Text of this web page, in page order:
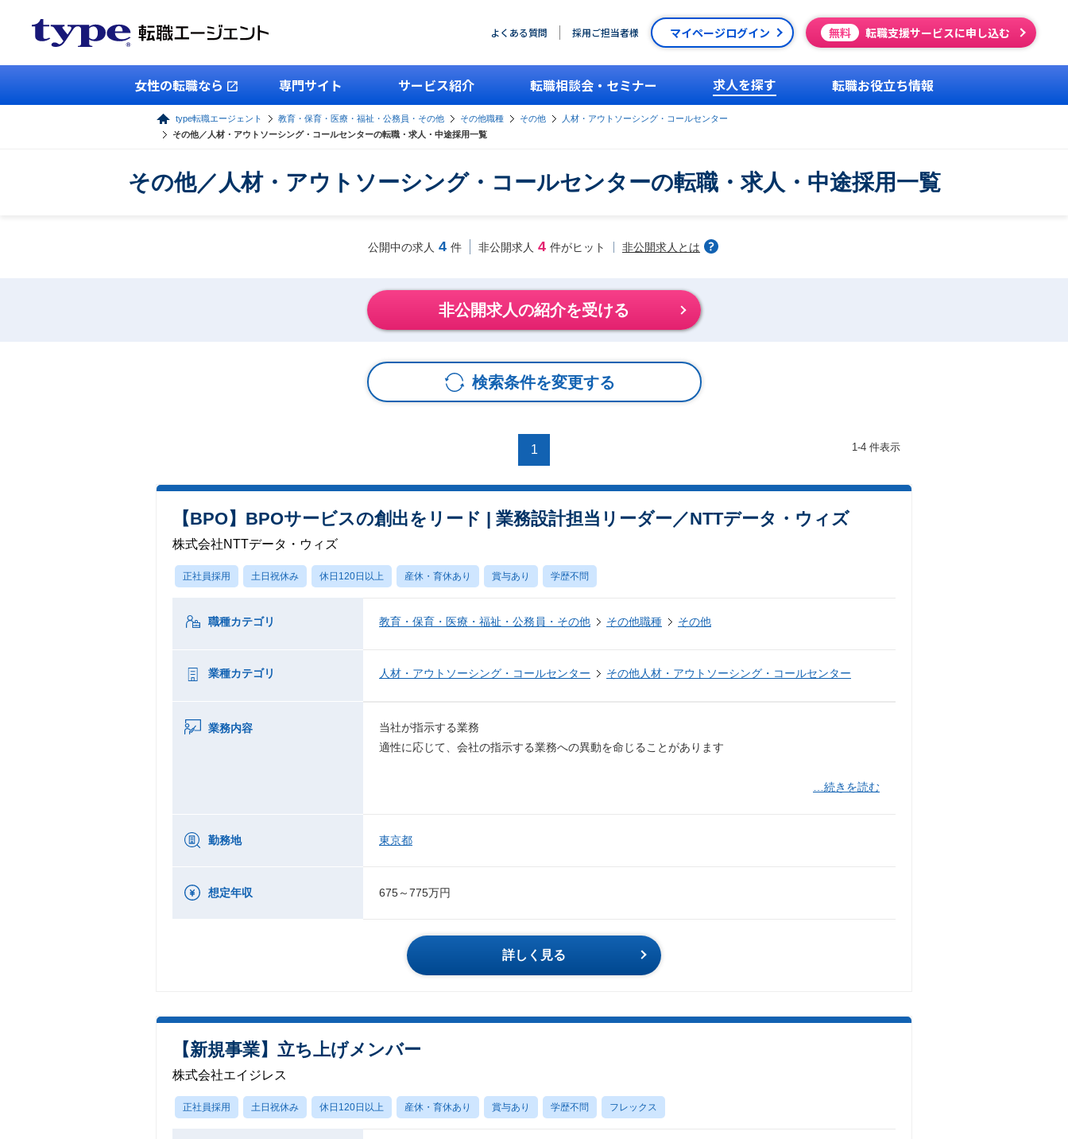
よくある質問 採用ご担当者様 マイページログイン 無料 転職支援サービスに申し込む
女性の転職なら 専門サイト サービス紹介 転職相談会・セミナー 求人を探す 転職お役立ち情報
type転職エージェント 教育・保育・医療・福祉・公務員・その他 その他職種 その他
人材・アウトソーシング・コールセンター
その他／人材・アウトソーシング・コールセンターの転職・求人・中途採用一覧
その他／人材・アウトソーシング・コールセンターの転職・求人・中途採用一覧
公開中の求人 4 件 非公開求人 4 件がヒット 非公開求人とは
非公開求人の紹介を受ける
検索条件を変更する
1 1-4 件表示
【BPO】BPOサービスの創出をリード | 業務設計担当リーダー／NTTデータ・ウィズ
株式会社NTTデータ・ウィズ
正社員採用 土日祝休み 休日120日以上 産休・育休あり 賞与あり 学歴不問
職種カテゴリ 教育・保育・医療・福祉・公務員・その他 その他職種 その他
業種カテゴリ 人材・アウトソーシング・コールセンター その他人材・アウトソーシング・コールセンター
業務内容
当社が指示する業務
適性に応じて、会社の指示する業務への異動を命じることがあります
…続きを読む
勤務地 東京都
想定年収 675～775万円
詳しく見る
【新規事業】立ち上げメンバー
株式会社エイジレス
正社員採用 土日祝休み 休日120日以上 産休・育休あり 賞与あり 学歴不問 フレックス